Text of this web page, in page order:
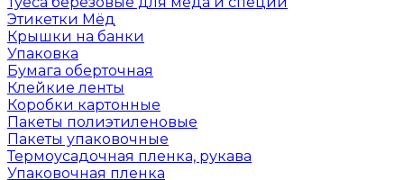
Этикетки Мёд
Крышки на банки
Упаковка
Бумага оберточная
Клейкие ленты
Коробки картонные
Пакеты полиэтиленовые
Пакеты упаковочные
Термоусадочная пленка, рукава
Упаковочная пленка